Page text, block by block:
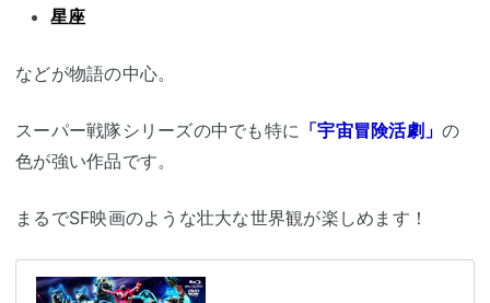
星座
などが物語の中心。
スーパー戦隊シリーズの中でも特に 「宇宙冒険活劇」 の
色が強い作品です。
まるでSF映画のような壮大な世界観が楽しめます！